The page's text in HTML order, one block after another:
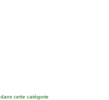
dans cette catégorie